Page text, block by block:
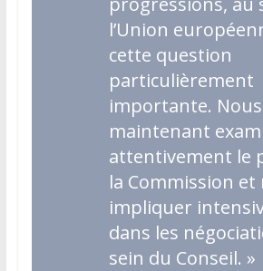
l’Union
cette question
particulièrement
importante.
maintenant
attentivement le
la Commission et
impliquer
dans les
sein du Conseil. »